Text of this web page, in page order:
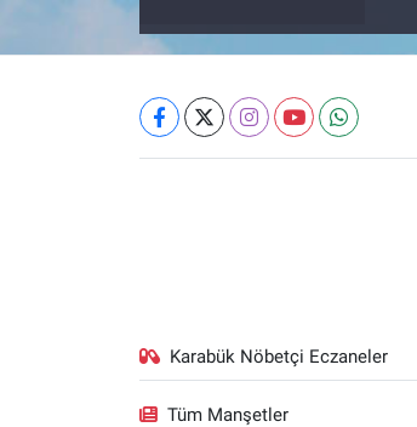
Karabük Nöbetçi Eczaneler
Tüm Manşetler